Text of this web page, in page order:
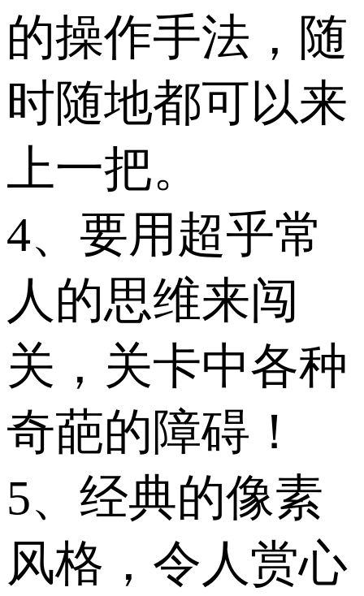
的操作手法，随
时随地都可以来
上一把。
4、要用超乎常
人的思维来闯
关，关卡中各种
奇葩的障碍！
5、经典的像素
风格，令人赏心